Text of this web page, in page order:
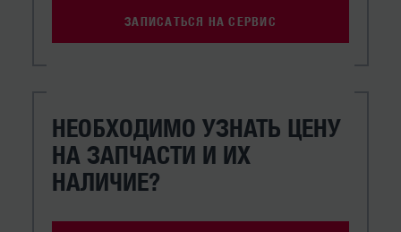
ЗАПИСАТЬСЯ НА СЕРВИС
НЕОБХОДИМО УЗНАТЬ ЦЕНУ
НА ЗАПЧАСТИ И ИХ
НАЛИЧИЕ?